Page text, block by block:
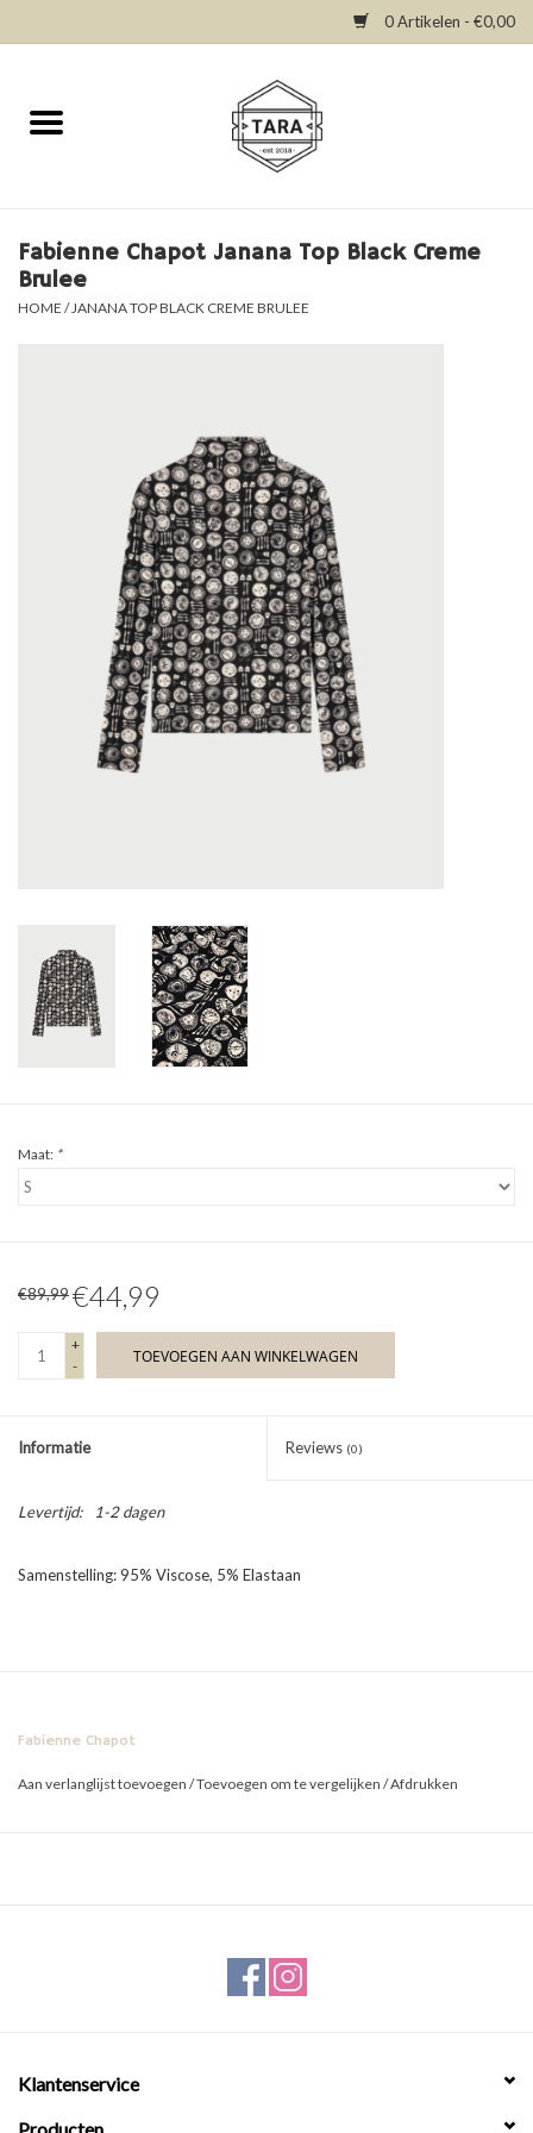
0 Artikelen - €0,00
Home
Dresses
Tops
TARA TUESDAY
Fabienne Chapot Janana Top Black Creme
Brulee
HOME /JANANA TOP BLACK CREME BRULEE
Maat: *
€89,99€44,99
+
-
TOEVOEGEN AAN WINKELWAGEN
Informatie Reviews (0)
Levertijd: 1-2 dagen
Samenstelling: 95% Viscose, 5% Elastaan
Fabienne Chapot
Aan verlanglijst toevoegen /Toevoegen om te vergelijken /Afdrukken
Klantenservice